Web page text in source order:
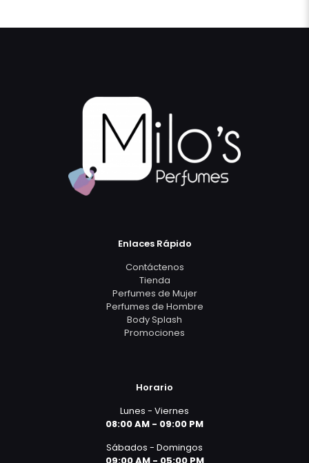
era: es:
Enlaces Rápido
Contáctenos
Tienda
Perfumes de Mujer
Perfumes de Hombre
Body Splash
Promociones
Horario
Lunes - Viernes
08:00 AM - 09:00 PM
Sábados - Domingos